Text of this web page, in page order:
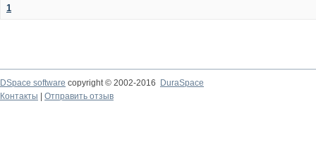
1
DSpace software copyright © 2002-2016
DuraSpace
Контакты
Отправить отзыв